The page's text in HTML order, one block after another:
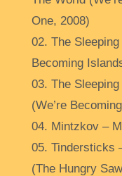
One, 2008)
02. The
Becoming
03. The
(We’re
04. Mintzkov –
05. Tindersticks
(The Hungry